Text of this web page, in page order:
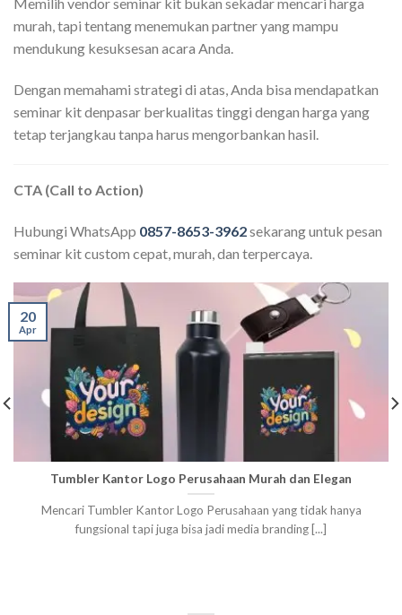
murah, tapi tentang menemukan partner yang mampu
mendukung kesuksesan acara Anda.
Dengan memahami strategi di atas, Anda bisa mendapatkan
seminar kit denpasar berkualitas tinggi dengan harga yang
tetap terjangkau tanpa harus mengorbankan hasil.
CTA (Call to Action)
Hubungi WhatsApp 0857-8653-3962sekarang untuk pesan
seminar kit custom cepat, murah, dan terpercaya.
Tumbler Kantor Logo Perusahaan Murah dan Elegan
Mencari Tumbler Kantor Logo Perusahaan yang tidak hanya
fungsional tapi juga bisa jadi media branding [...]
20
Apr